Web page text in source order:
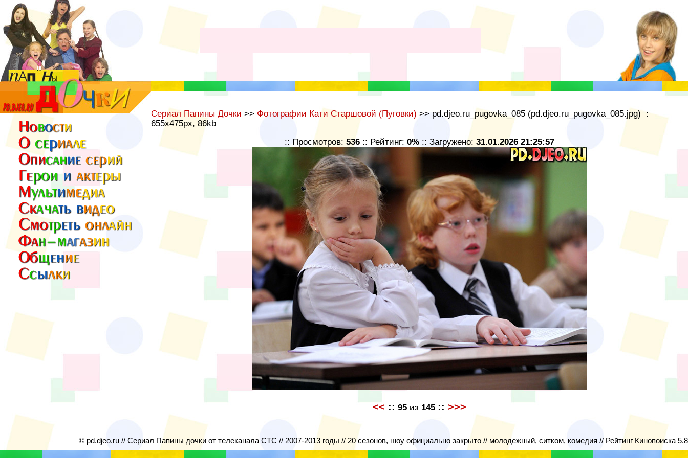
Сериал Папины Дочки >> Фотографии Кати Старшовой (Пуговки) >> pd.djeo.ru_pugovka_085 (pd.djeo.ru_pugovka_085.jpg) :
655x475px, 86kb
:: Просмотров: 536 :: Рейтинг: 0% :: Загружено: 31.01.2026 21:25:57
<< :: 95 из 145 :: >>>
© pd.djeo.ru // Сериал Папины дочки от телеканала СТС // 2007-2013 годы // 20 сезонов, шоу официально закрыто // молодежный, ситком, комедия // Рейтинг Кинопоиска 5.8